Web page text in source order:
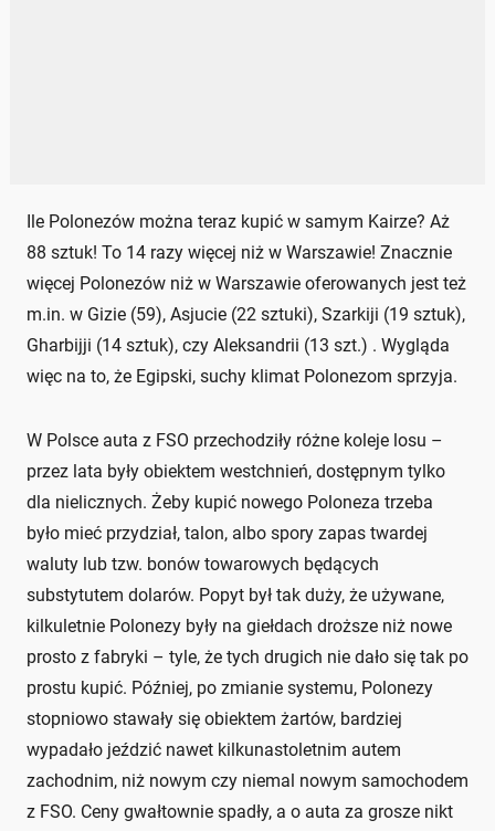
Ile Polonezów można teraz kupić w samym Kairze? Aż
88 sztuk! To 14 razy więcej niż w Warszawie! Znacznie
więcej Polonezów niż w Warszawie oferowanych jest też
m.in. w Gizie (59), Asjucie (22 sztuki), Szarkiji (19 sztuk),
Gharbijji (14 sztuk), czy Aleksandrii (13 szt.) . Wygląda
więc na to, że Egipski, suchy klimat Polonezom sprzyja.
W Polsce auta z FSO przechodziły różne koleje losu –
przez lata były obiektem westchnień, dostępnym tylko
dla nielicznych. Żeby kupić nowego Poloneza trzeba
było mieć przydział, talon, albo spory zapas twardej
waluty lub tzw. bonów towarowych będących
substytutem dolarów. Popyt był tak duży, że używane,
kilkuletnie Polonezy były na giełdach droższe niż nowe
prosto z fabryki – tyle, że tych drugich nie dało się tak po
prostu kupić. Później, po zmianie systemu, Polonezy
stopniowo stawały się obiektem żartów, bardziej
wypadało jeździć nawet kilkunastoletnim autem
zachodnim, niż nowym czy niemal nowym samochodem
z FSO. Ceny gwałtownie spadły, a o auta za grosze nikt